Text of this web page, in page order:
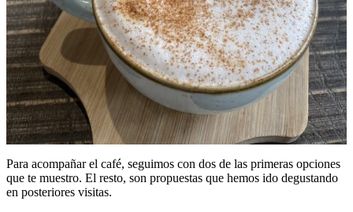
Para acompañar el café, seguimos con dos de las primeras opciones
que te muestro. El resto, son propuestas que hemos ido degustando
en posteriores visitas.